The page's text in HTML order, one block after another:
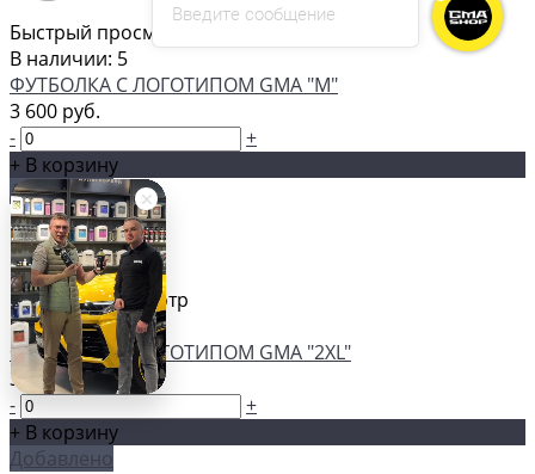
Быстрый просмотр
В наличии: 5
ФУТБОЛКА С ЛОГОТИПОМ GMA "M"
3 600 руб.
-
+
+ В корзину
Добавлено
Быстрый просмотр
В наличии: 3
ФУТБОЛКА С ЛОГОТИПОМ GMA "2XL"
3 600 руб.
-
+
+ В корзину
Добавлено
Введите сообщение